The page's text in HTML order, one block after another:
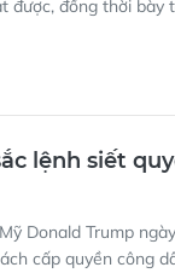
được, đồng thời
lệnh siết
Donald Trump
cấp quyền công